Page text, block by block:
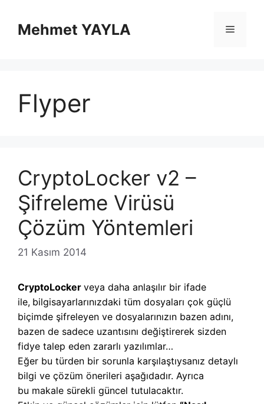
Mehmet YAYLA Menü
Flyper
CryptoLocker v2 –
Şifreleme Virüsü
Çözüm Yöntemleri
21 Kasım 2014
CryptoLocker veya daha anlaşılır bir ifade
ile, bilgisayarlarınızdaki tüm dosyaları çok güçlü
biçimde şifreleyen ve dosyalarınızın bazen adını,
bazen de sadece uzantısını değiştirerek sizden
fidye talep eden zararlı yazılımlar…
Eğer bu türden bir sorunla karşılaştıysanız detaylı
bilgi ve çözüm önerileri aşağıdadır. Ayrıca
bu makale sürekli güncel tutulacaktır.